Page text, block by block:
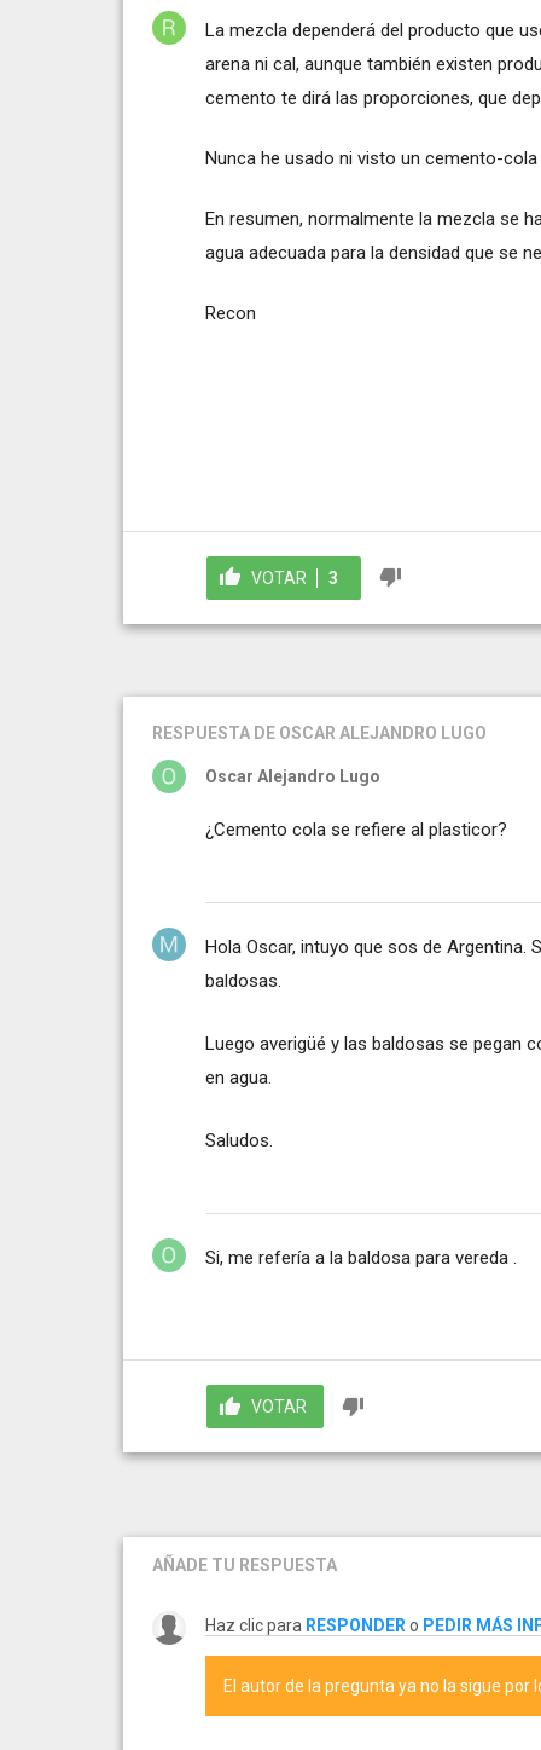
La mezcla dependerá del producto que
arena ni cal, aunque también existen
cemento te dirá las proporciones, que
Nunca he usado ni visto un cemento-cola
En resumen, normalmente la mezcla se
agua adecuada para la densidad que se
Recon
VOTAR 3
RESPUESTA DE OSCAR ALEJANDRO LUGO
Oscar Alejandro Lugo
¿Cemento cola se refiere al plasticor?
Hola Oscar, intuyo que sos de Argentina.
baldosas.
Luego averigüé y las baldosas se pegan
en agua.
Saludos.
Si, me refería a la baldosa para vereda .
VOTAR
AÑADE TU RESPUESTA
Haz clic para RESPONDERo PEDIR MÁS
El autor de la pregunta ya no la sigue